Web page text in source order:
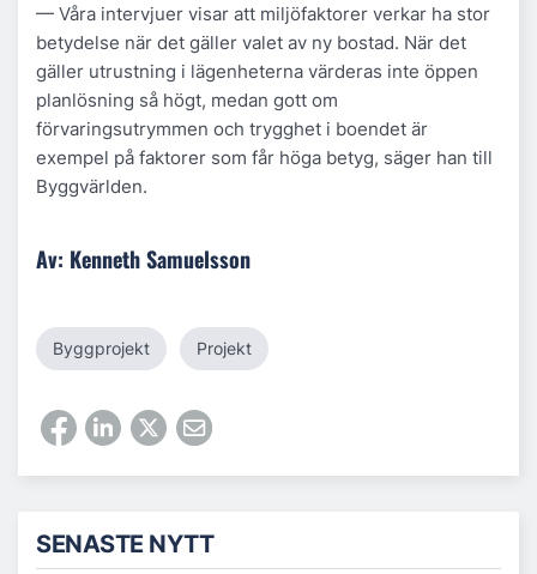
— Våra intervjuer visar att miljöfaktorer verkar ha stor
betydelse när det gäller valet av ny bostad. När det
gäller utrustning i lägenheterna värderas inte öppen
planlösning så högt, medan gott om
förvaringsutrymmen och trygghet i boendet är
exempel på faktorer som får höga betyg, säger han till
Byggvärlden.
Av: Kenneth Samuelsson
Byggprojekt Projekt
SENASTE NYTT